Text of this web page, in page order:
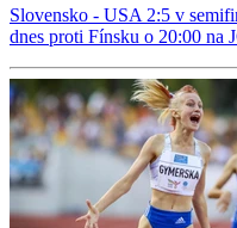
Slovensko - USA 2:5 v
dnes proti Fínsku o 20:00 na